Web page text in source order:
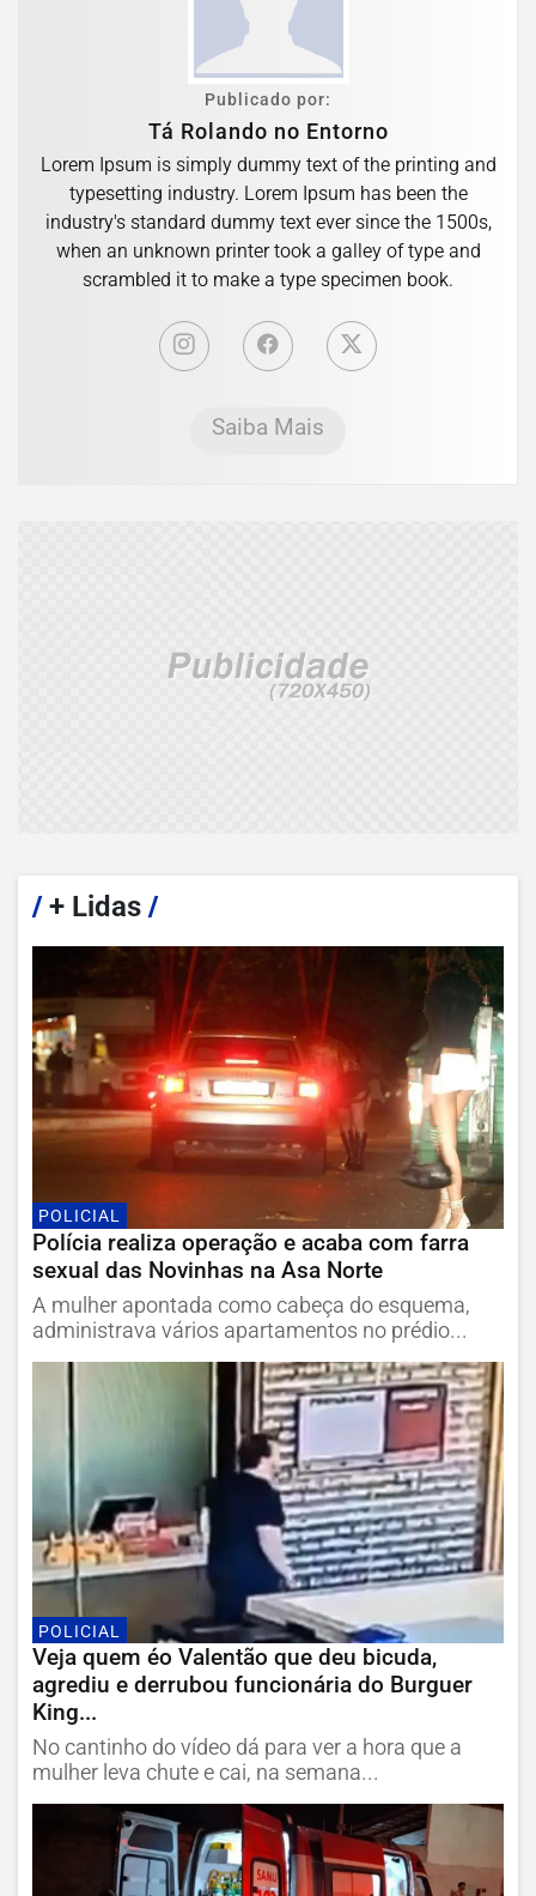
Publicado por:
Tá Rolando no Entorno
Lorem Ipsum is simply dummy text of the printing and
typesetting industry. Lorem Ipsum has been the
industry's standard dummy text ever since the 1500s,
when an unknown printer took a galley of type and
scrambled it to make a type specimen book.
Saiba Mais
/+ Lidas /
POLICIAL
Polícia realiza operação e acaba com farra
sexual das Novinhas na Asa Norte
A mulher apontada como cabeça do esquema,
administrava vários apartamentos no prédio...
POLICIAL
Veja quem éo Valentão que deu bicuda,
agrediu e derrubou funcionária do Burguer
King...
No cantinho do vídeo dá para ver a hora que a
mulher leva chute e cai, na semana...